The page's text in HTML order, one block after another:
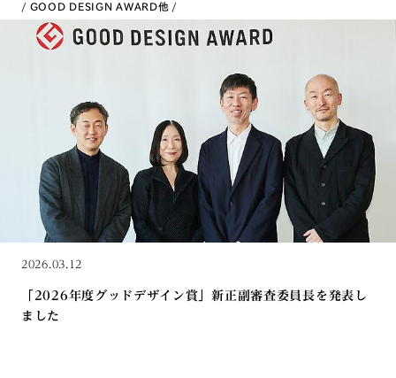
GOOD DESIGN AWARD他
2026.03.12
「2026年度グッドデザイン賞」新正副審査委員長を発表し
ました